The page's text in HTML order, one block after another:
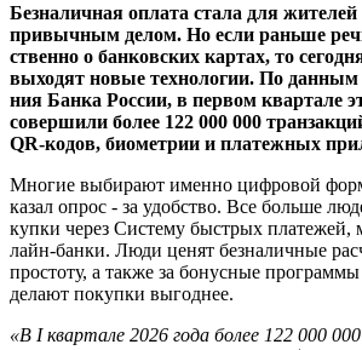
Без­на­лич­ная опла­та стала для
при­выч­ным делом. Но если рань­ше
ствен­но о бан­ков­ских кар­тах, то
вы­хо­дят новые тех­но­ло­гии. По дан­ным
ния Банка Рос­сии, в пер­вом квар­та­ле
со­вер­ши­ли более 122 000 000
QR-ко­дов, био­мет­рии и пла­теж­ных
Мно­гие вы­би­ра­ют имен­но циф­ро­вой
ка­зал опрос - за удоб­ство. Все боль­ше
куп­ки через Си­сте­му быст­рых
лайн-бан­ки. Люди ценят без­на­лич­ные
про­сто­ту, а также за бо­нус­ные
де­ла­ют по­куп­ки вы­год­нее.
«В I квар­та­ле 2026 года более 122 000